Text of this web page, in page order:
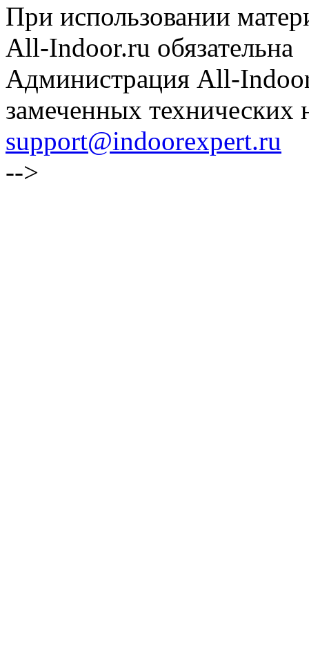
При использовании
All-Indoor.ru обязательна
Администрация All-
замеченных технических
support@indoorexpert.ru
-->